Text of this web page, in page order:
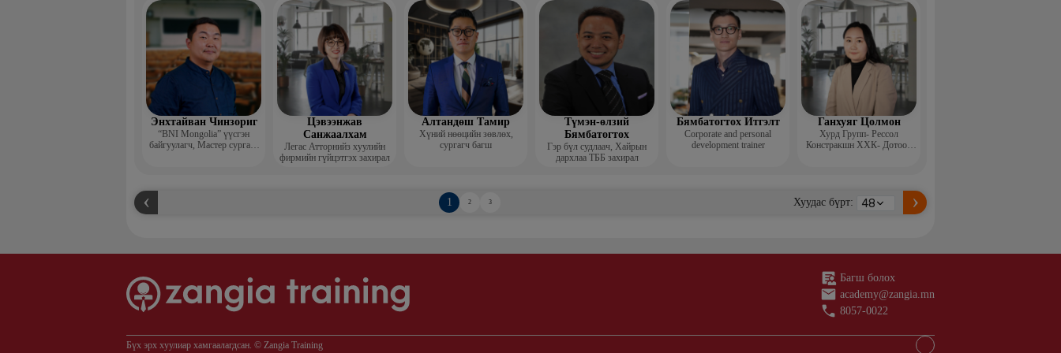
мисс, Топ модель
Энхтайван Чинзориг
“BNI Mongolia” үүсгэн
байгуулагч, Мастер сургагч
Цэвээнжав
Санжаалхам
Легас Атторнийз хуулийн
фирмийн гүйцэтгэх захирал
Алтандөш Тамир
Хүний нөөцийн зөвлөх,
сургагч багш
Түмэн-өлзий
Бямбатогтох
Гэр бүл судлаач, Хайрын
дархлаа ТББ захирал
Бямбатогтох Итгэлт
Corporate and personal
development trainer
Ганхуяг Цолмон
Хурд Групп- Рессол
Констракшн ХХК- Дотоод
1 2 3 Хуудас бүрт:
Багш болох
academy@zangia.mn
8057-0022
Бүх эрх хуулиар хамгаалагдсан. © Zangia Training